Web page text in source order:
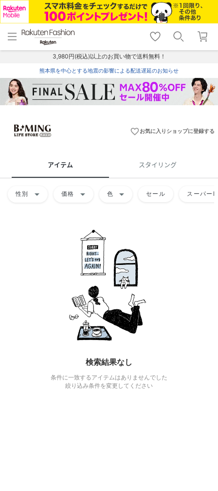
menu home
トップ
shopping_cart lock_outline
ログイン
3,980円(税込)以上のお買い物で送料無料！
熊本県を中心とする地震の影響による配送遅延のお知らせ
favorite_borderお気に入りショップに登録する
アイテム スタイリング
性別 arrow_drop_down 価格 arrow_drop_down 色 arrow_drop_down セール スーパー
検索結果なし
条件に一致するアイテムはありませんでした
絞り込み条件を変更してください